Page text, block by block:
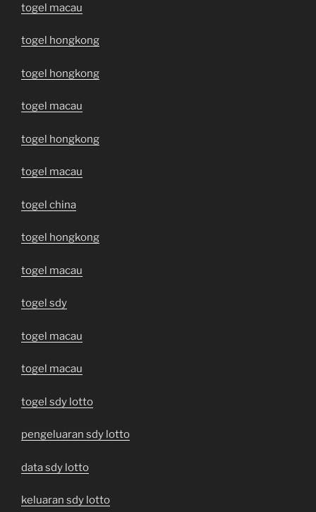
togel macau
togel hongkong
togel hongkong
togel macau
togel hongkong
togel macau
togel china
togel hongkong
togel macau
togel sdy
togel macau
togel macau
togel sdy lotto
pengeluaran sdy lotto
data sdy lotto
keluaran sdy lotto